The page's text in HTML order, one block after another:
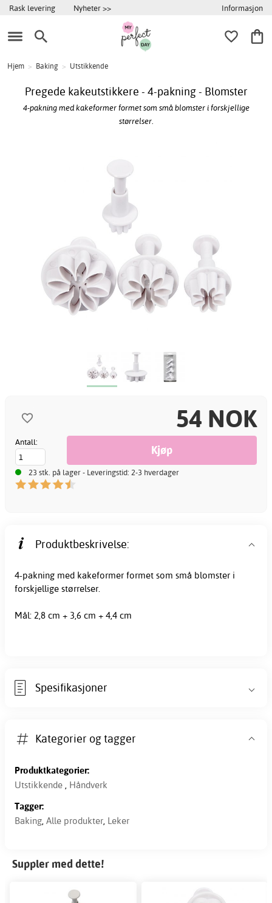
Rask levering Nyheter >> Informasjon
Hjem > Baking > Utstikkende
Pregede kakeutstikkere - 4-pakning - Blomster
4-pakning med kakeformer formet som små blomster i forskjellige
størrelser.
54 NOK
Antall:
23 stk. på lager - Leveringstid: 2-3 hverdager
Produktbeskrivelse:
4-pakning med kakeformer formet som små blomster i
forskjellige størrelser.
Mål: 2,8 cm + 3,6 cm + 4,4 cm
Spesifikasjoner
Kategorier og tagger
Produktkategorier:
Utstikkende , Håndverk
Tagger:
Baking, Alle produkter, Leker
Suppler med dette!